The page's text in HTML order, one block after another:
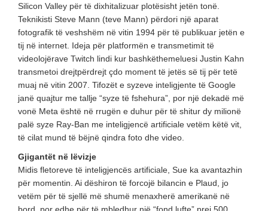
Silicon Valley për të dixhitalizuar plotësisht jetën tonë.
Teknikisti Steve Mann (teve Mann) përdori një aparat
fotografik të veshshëm në vitin 1994 për të publikuar jetën e
tij në internet. Ideja për platformën e transmetimit të
videolojërave Twitch lindi kur bashkëthemeluesi Justin Kahn
transmetoi drejtpërdrejt çdo moment të jetës së tij për tetë
muaj në vitin 2007. Tifozët e syzeve inteligjente të Google
janë quajtur me tallje “syze të fshehura”, por një dekadë më
vonë Meta është në rrugën e duhur për të shitur dy milionë
palë syze Ray-Ban me inteligjencë artificiale vetëm këtë vit,
të cilat mund të bëjnë qindra foto dhe video.
Gjigantët në lëvizje
Midis fletoreve të inteligjencës artificiale, Sue ka avantazhin
për momentin. Ai dëshiron të forcojë bilancin e Plaud, jo
vetëm për të sjellë më shumë menaxherë amerikanë në